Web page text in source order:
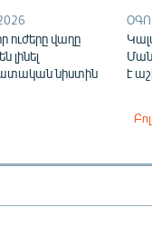
ուժերը վաղը
լինել
նիստին
է